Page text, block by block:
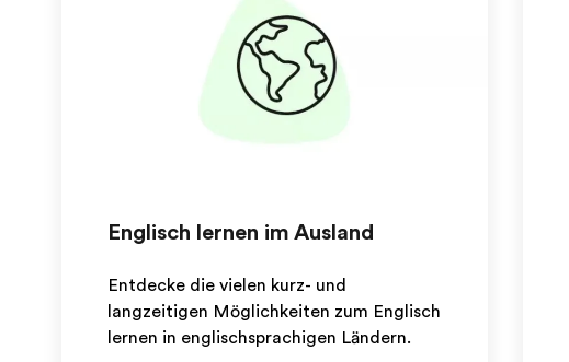
Englisch lernen im Ausland
Entdecke die vielen kurz- und
langzeitigen Möglichkeiten zum Englisch
lernen in englischsprachigen Ländern.